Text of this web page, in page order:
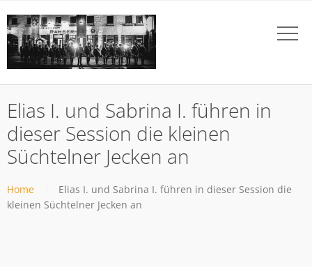
Elias I. und Sabrina I. führen in
dieser Session die kleinen
Süchtelner Jecken an
Home
Elias I. und Sabrina I. führen in dieser Session die
kleinen Süchtelner Jecken an